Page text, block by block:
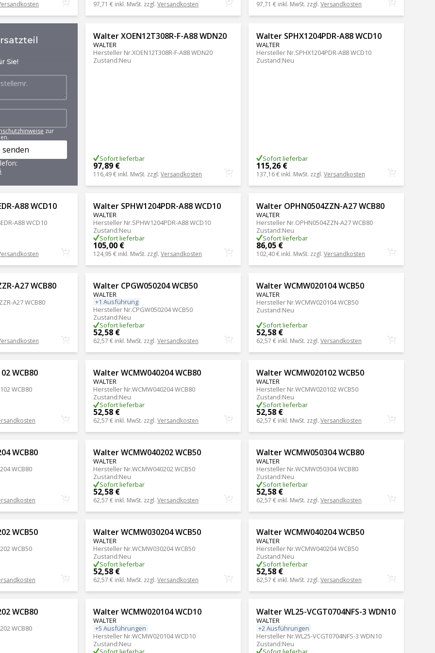
97,71 € inkl. MwSt. zzgl. Versandkosten 97,71 € inkl. MwSt. zzgl. Versandkosten
Sie!
zur
Walter XOEN12T308R-F-A88 WDN20
WALTER
Hersteller Nr.XOEN12T308R-F-A88 WDN20
Zustand:Neu
Sofort lieferbar
97,89 €
116,49 € inkl. MwSt. zzgl. Versandkosten
Walter SPHX1204PDR-A88 WCD10
WALTER
Hersteller Nr.SPHX1204PDR-A88 WCD10
Zustand:Neu
Sofort lieferbar
115,26 €
137,16 € inkl. MwSt. zzgl. Versandkosten
A88 WCD10
A88 WCD10
Walter SPHW1204PDR-A88 WCD10
WALTER
Hersteller Nr.SPHW1204PDR-A88 WCD10
Zustand:Neu
Sofort lieferbar
105,00 €
124,95 € inkl. MwSt. zzgl. Versandkosten
Walter OPHN0504ZZN-A27 WCB80
WALTER
Hersteller Nr.OPHN0504ZZN-A27 WCB80
Zustand:Neu
Sofort lieferbar
86,05 €
102,40 € inkl. MwSt. zzgl. Versandkosten
A27 WCB80
A27 WCB80
Walter CPGW050204 WCB50
WALTER
+1 Ausführung
Hersteller Nr.CPGW050204 WCB50
Zustand:Neu
Sofort lieferbar
52,58 €
62,57 € inkl. MwSt. zzgl. Versandkosten
Walter WCMW020104 WCB50
WALTER
Hersteller Nr.WCMW020104 WCB50
Zustand:Neu
Sofort lieferbar
52,58 €
62,57 € inkl. MwSt. zzgl. Versandkosten
WCB80
WCB80
Walter WCMW040204 WCB80
WALTER
Hersteller Nr.WCMW040204 WCB80
Zustand:Neu
Sofort lieferbar
52,58 €
62,57 € inkl. MwSt. zzgl. Versandkosten
Walter WCMW020102 WCB50
WALTER
Hersteller Nr.WCMW020102 WCB50
Zustand:Neu
Sofort lieferbar
52,58 €
62,57 € inkl. MwSt. zzgl. Versandkosten
WCB80
WCB80
Walter WCMW040202 WCB50
WALTER
Hersteller Nr.WCMW040202 WCB50
Zustand:Neu
Sofort lieferbar
52,58 €
62,57 € inkl. MwSt. zzgl. Versandkosten
Walter WCMW050304 WCB80
WALTER
Hersteller Nr.WCMW050304 WCB80
Zustand:Neu
Sofort lieferbar
52,58 €
62,57 € inkl. MwSt. zzgl. Versandkosten
WCB50
WCB50
Walter WCMW030204 WCB50
WALTER
Hersteller Nr.WCMW030204 WCB50
Zustand:Neu
Sofort lieferbar
52,58 €
62,57 € inkl. MwSt. zzgl. Versandkosten
Walter WCMW040204 WCB50
WALTER
Hersteller Nr.WCMW040204 WCB50
Zustand:Neu
Sofort lieferbar
52,58 €
62,57 € inkl. MwSt. zzgl. Versandkosten
WCB80
WCB80
Walter WCMW020104 WCD10
WALTER
+5 Ausführungen
Hersteller Nr.WCMW020104 WCD10
Zustand:Neu
Walter WL25-VCGT0704NFS-3 WDN10
WALTER
+2 Ausführungen
Hersteller Nr.WL25-VCGT0704NFS-3 WDN10
Zustand:Neu